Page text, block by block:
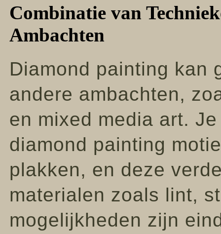
Combinatie van
Ambachten
Diamond painting kan
andere ambachten,
en mixed media art.
diamond painting
plakken, en deze
materialen zoals lint,
mogelijkheden zijn